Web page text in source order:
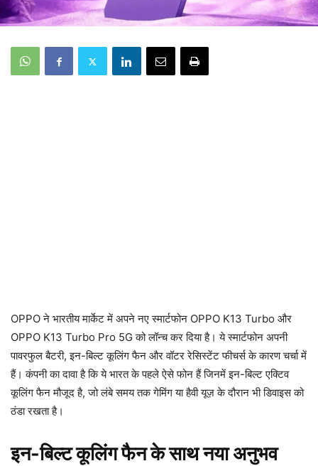
OPPO ने भारतीय मार्केट में अपने नए स्मार्टफोन OPPO K13 Turbo और
OPPO K13 Turbo Pro 5G को लॉन्च कर दिया है। ये स्मार्टफोन अपनी
पावरफुल बैटरी, इन-बिल्ट कूलिंग फैन और वॉटर रेसिस्टेंट फीचर्स के कारण चर्चा में
हैं। कंपनी का दावा है कि ये भारत के पहले ऐसे फोन हैं जिनमें इन-बिल्ट एक्टिव
कूलिंग फैन मौजूद है, जो लंबे समय तक गेमिंग या हैवी यूज़ के दौरान भी डिवाइस को
ठंडा रखता है।
इन-बिल्ट कूलिंग फैन के साथ नया अनुभव